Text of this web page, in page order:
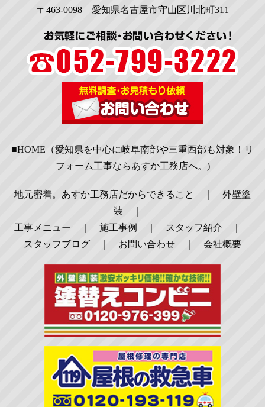
〒463-0098 愛知県名古屋市守山区川北町311
■HOME（愛知県を中心に岐阜南部や三重西部も対象！リ
フォーム工事ならあすか工務店へ。)
地元密着。あすか工務店だからできること
外壁塗
装
工事メニュー
施工事例 スタッフ紹介
スタッフブログ
お問い合わせ 会社概要